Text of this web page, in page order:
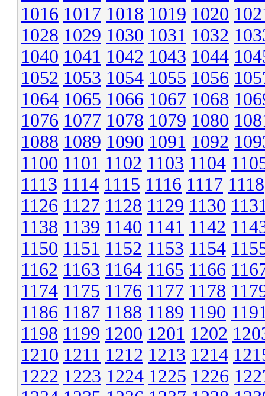
1016 1017 1018 1019 1020
1028 1029 1030 1031 1032
1040 1041 1042 1043 1044
1052 1053 1054 1055 1056
1064 1065 1066 1067 1068
1076 1077 1078 1079 1080
1088 1089 1090 1091 1092
1100 1101 1102 1103 1104
1113 1114 1115 1116 1117 1118
1126 1127 1128 1129 1130
1138 1139 1140 1141 1142
1150 1151 1152 1153 1154
1162 1163 1164 1165 1166
1174 1175 1176 1177 1178
1186 1187 1188 1189 1190
1198 1199 1200 1201 1202
1210 1211 1212 1213 1214
1222 1223 1224 1225 1226